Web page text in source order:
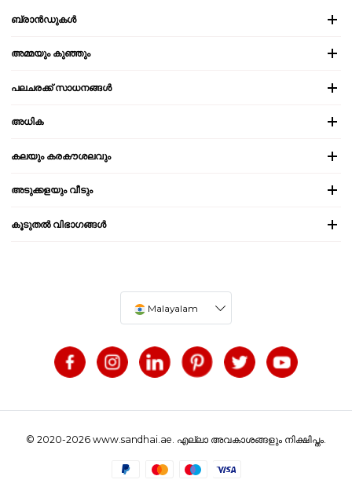
ബ്രാൻഡുകൾ
അമ്മയും കുഞ്ഞും
പലചരക്ക് സാധനങ്ങൾ
അധിക
കലയും കരകൗശലവും
അടുക്കളയും വീടും
കൂടുതൽ വിഭാഗങ്ങൾ
Malayalam
© 2020-2026 www.sandhai.ae. എല്ലാ അവകാശങ്ങളും നിക്ഷിപ്തം.